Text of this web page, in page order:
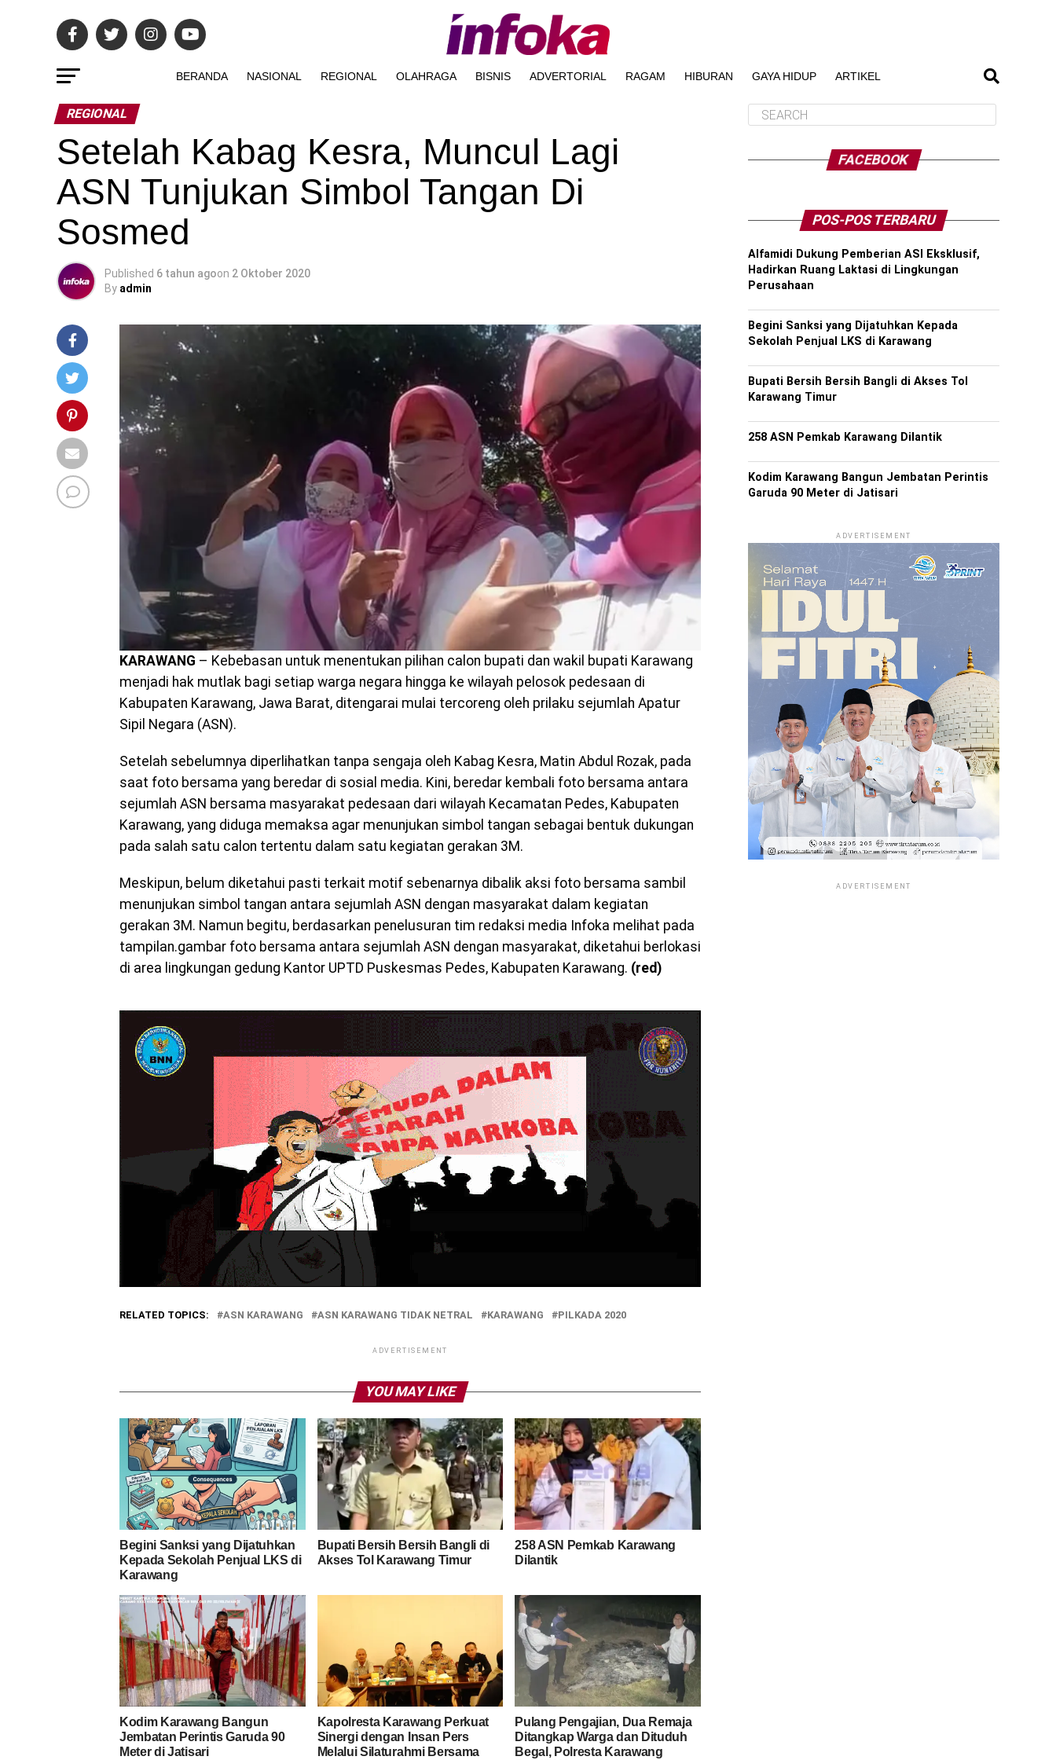
BERANDA NASIONAL REGIONAL OLAHRAGA BISNIS ADVERTORIAL RAGAM HIBURAN GAYA HIDUP ARTIKEL
REGIONAL
Setelah Kabag Kesra, Muncul Lagi
ASN Tunjukan Simbol Tangan Di
Sosmed
Published 6 tahun agoon 2 Oktober 2020
By admin
KARAWANG – Kebebasan untuk menentukan pilihan calon bupati dan wakil bupati Karawang
menjadi hak mutlak bagi setiap warga negara hingga ke wilayah pelosok pedesaan di
Kabupaten Karawang, Jawa Barat, ditengarai mulai tercoreng oleh prilaku sejumlah Apatur
Sipil Negara (ASN).
Setelah sebelumnya diperlihatkan tanpa sengaja oleh Kabag Kesra, Matin Abdul Rozak, pada
saat foto bersama yang beredar di sosial media. Kini, beredar kembali foto bersama antara
sejumlah ASN bersama masyarakat pedesaan dari wilayah Kecamatan Pedes, Kabupaten
Karawang, yang diduga memaksa agar menunjukan simbol tangan sebagai bentuk dukungan
pada salah satu calon tertentu dalam satu kegiatan gerakan 3M.
Meskipun, belum diketahui pasti terkait motif sebenarnya dibalik aksi foto bersama sambil
menunjukan simbol tangan antara sejumlah ASN dengan masyarakat dalam kegiatan
gerakan 3M. Namun begitu, berdasarkan penelusuran tim redaksi media Infoka melihat pada
tampilan.gambar foto bersama antara sejumlah ASN dengan masyarakat, diketahui berlokasi
di area lingkungan gedung Kantor UPTD Puskesmas Pedes, Kabupaten Karawang. (red)
RELATED TOPICS: ASN KARAWANG ASN KARAWANG TIDAK NETRAL KARAWANG PILKADA 2020
ADVERTISEMENT
YOU MAY LIKE
Begini Sanksi yang Dijatuhkan
Kepada Sekolah Penjual LKS di
Karawang
Bupati Bersih Bersih Bangli di
Akses Tol Karawang Timur
258 ASN Pemkab Karawang
Dilantik
Kodim Karawang Bangun
Jembatan Perintis Garuda 90
Meter di Jatisari
Kapolresta Karawang Perkuat
Sinergi dengan Insan Pers
Melalui Silaturahmi Bersama
Pulang Pengajian, Dua Remaja
Ditangkap Warga dan Dituduh
Begal, Polresta Karawang
FACEBOOK
POS-POS TERBARU
Alfamidi Dukung Pemberian ASI Eksklusif,
Hadirkan Ruang Laktasi di Lingkungan
Perusahaan
Begini Sanksi yang Dijatuhkan Kepada
Sekolah Penjual LKS di Karawang
Bupati Bersih Bersih Bangli di Akses Tol
Karawang Timur
258 ASN Pemkab Karawang Dilantik
Kodim Karawang Bangun Jembatan Perintis
Garuda 90 Meter di Jatisari
ADVERTISEMENT
ADVERTISEMENT